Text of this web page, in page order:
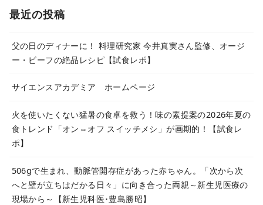
最近の投稿
父の日のディナーに！ 料理研究家 今井真実さん監修、オージ
ー・ビーフの絶品レシピ【試食レポ】
サイエンスアカデミア ホームページ
火を使いたくない猛暑の食卓を救う！味の素提案の2026年夏の
食トレンド「オン⇔オフ スイッチメシ」が画期的！【試食レ
ポ】
506gで生まれ、動脈管開存症があった赤ちゃん。「次から次
へと壁が立ちはだかる日々」に向き合った両親～新生児医療の
現場から～【新生児科医･豊島勝昭】